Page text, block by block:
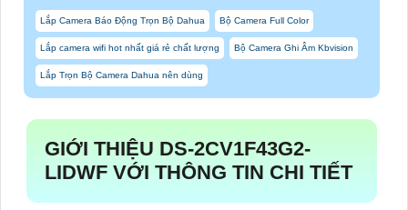
Lắp Camera Báo Động Trọn Bộ Dahua Bộ Camera Full Color
Lắp camera wifi hot nhất giá rẻ chất lượng Bộ Camera Ghi Âm Kbvision
Lắp Trọn Bộ Camera Dahua nên dùng
GIỚI THIỆU DS-2CV1F43G2-
LIDWF VỚI THÔNG TIN CHI TIẾT